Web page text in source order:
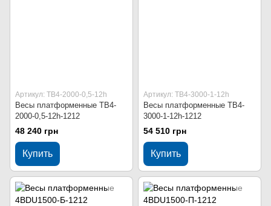
Артикул: ТВ4-2000-0,5-12h
Весы платформенные ТВ4-
2000-0,5-12h-1212
48 240 грн
Купить
Артикул: ТВ4-3000-1-12h
Весы платформенные ТВ4-
3000-1-12h-1212
54 510 грн
Купить